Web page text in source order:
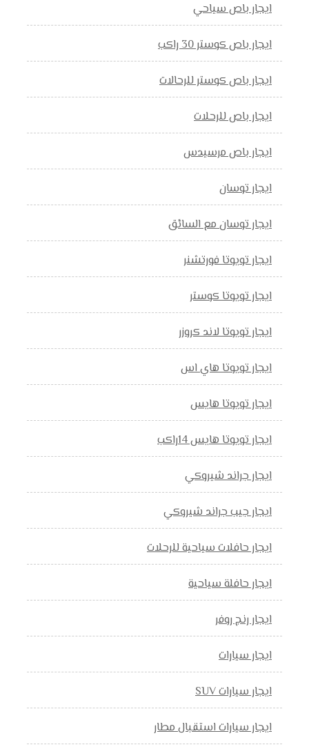
ايجار باص سياحي
ايجار باص كوستر 30 راكب
ايجار باص كوستر للرحالات
ايجار باص للرحلات
ايجار باص مرسيدس
ايجار توسان
ايجار توسان مع السائق
ايجار تويوتا فورتشنر
ايجار تويوتا كوستر
ايجار تويوتا لاند كروزر
ايجار تويوتا هاي اس
ايجار تويوتا هايس
ايجار تويوتا هايس 14راكب
ايجار جراند شيروكي
ايجار جيب جراند شيروكي
ايجار حافلات سياحية للرحلات
ايجار حافلة سياحية
ايجار رنج روفر
ايجار سيارات
ايجار سيارات SUV
ايجار سيارات استقبال مطار